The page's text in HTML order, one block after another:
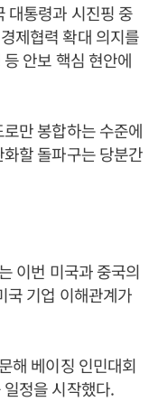
대통령과 시진핑 중
제협력 확대 의지를
안보 핵심 현안에
만 봉합하는 수준에
할 돌파구는 당분간
이번 미국과 중국의
국 기업 이해관계가
해 베이징 인민대회
정을 시작했다.